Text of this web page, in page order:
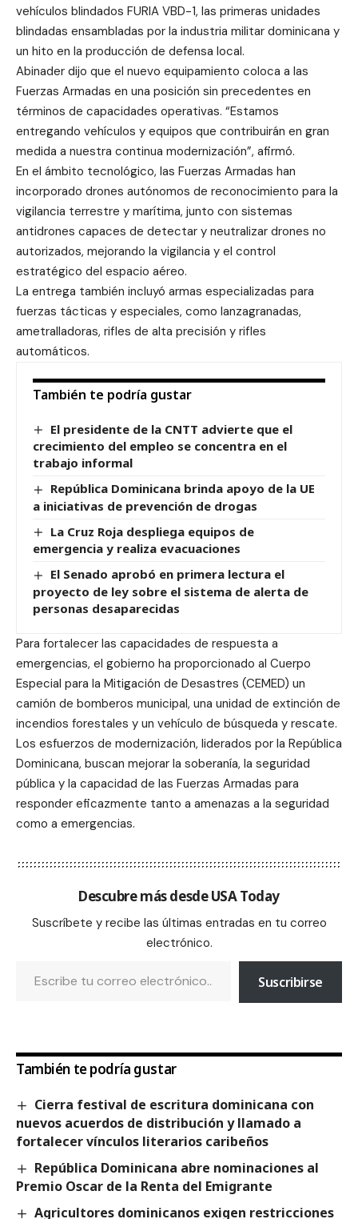
vehículos blindados FURIA VBD-1, las primeras unidades
blindadas ensambladas por la industria militar dominicana y
un hito en la producción de defensa local.
Abinader dijo que el nuevo equipamiento coloca a las
Fuerzas Armadas en una posición sin precedentes en
términos de capacidades operativas. “Estamos
entregando vehículos y equipos que contribuirán en gran
medida a nuestra continua modernización”, afirmó.
En el ámbito tecnológico, las Fuerzas Armadas han
incorporado drones autónomos de reconocimiento para la
vigilancia terrestre y marítima, junto con sistemas
antidrones capaces de detectar y neutralizar drones no
autorizados, mejorando la vigilancia y el control
estratégico del espacio aéreo.
La entrega también incluyó armas especializadas para
fuerzas tácticas y especiales, como lanzagranadas,
ametralladoras, rifles de alta precisión y rifles
automáticos.
También te podría gustar
El presidente de la CNTT advierte que el
crecimiento del empleo se concentra en el
trabajo informal
República Dominicana brinda apoyo de la UE
a iniciativas de prevención de drogas
La Cruz Roja despliega equipos de
emergencia y realiza evacuaciones
El Senado aprobó en primera lectura el
proyecto de ley sobre el sistema de alerta de
personas desaparecidas
Para fortalecer las capacidades de respuesta a
emergencias, el gobierno ha proporcionado al Cuerpo
Especial para la Mitigación de Desastres (CEMED) un
camión de bomberos municipal, una unidad de extinción de
incendios forestales y un vehículo de búsqueda y rescate.
Los esfuerzos de modernización, liderados por la República
Dominicana, buscan mejorar la soberanía, la seguridad
pública y la capacidad de las Fuerzas Armadas para
responder eficazmente tanto a amenazas a la seguridad
como a emergencias.
Descubre más desde USA Today
Suscríbete y recibe las últimas entradas en tu correo
electrónico.
Suscribirse
También te podría gustar
Cierra festival de escritura dominicana con
nuevos acuerdos de distribución y llamado a
fortalecer vínculos literarios caribeños
República Dominicana abre nominaciones al
Premio Oscar de la Renta del Emigrante
Agricultores dominicanos exigen restricciones